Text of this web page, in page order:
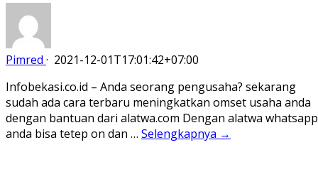
Pimred · 2021-12-01T17:01:42+07:00
Infobekasi.co.id – Anda seorang pengusaha? sekarang
sudah ada cara terbaru meningkatkan omset usaha anda
dengan bantuan dari alatwa.com Dengan alatwa whatsapp
anda bisa tetep on dan … Selengkapnya →